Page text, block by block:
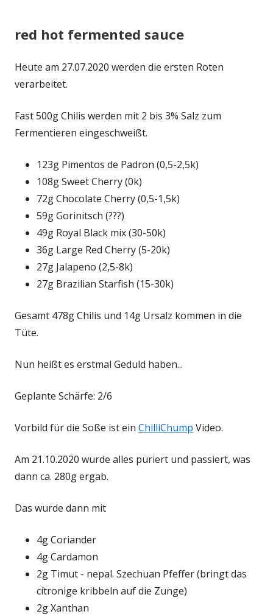
red hot fermented sauce
Heute am 27.07.2020 werden die ersten Roten
verarbeitet.
Fast 500g Chilis werden mit 2 bis 3% Salz zum
Fermentieren eingeschweißt.
123g Pimentos de Padron (0,5-2,5k)
108g Sweet Cherry (0k)
72g Chocolate Cherry (0,5-1,5k)
59g Gorinitsch (???)
49g Royal Black mix (30-50k)
36g Large Red Cherry (5-20k)
27g Jalapeno (2,5-8k)
27g Brazilian Starfish (15-30k)
Gesamt 478g Chilis und 14g Ursalz kommen in die
Tüte.
Nun heißt es erstmal Geduld haben...
Geplante Schärfe: 2/6
Vorbild für die Soße ist ein ChilliChump Video.
Am 21.10.2020 wurde alles püriert und passiert, was
dann ca. 280g ergab.
Das wurde dann mit
4g Coriander
4g Cardamon
2g Timut - nepal. Szechuan Pfeffer (bringt das
cítronige kribbeln auf die Zunge)
2g Xanthan